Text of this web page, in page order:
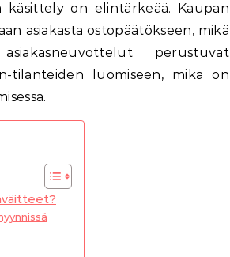
on elintärkeää. Kaupan
asiakasta ostopäätökseen, mikä
perustuvat
tilanteiden luomiseen, mikä on